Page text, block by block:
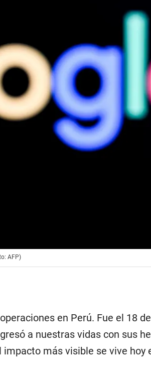
AFP)
en Perú. Fue el 18
a nuestras vidas con sus
más visible se vive hoy